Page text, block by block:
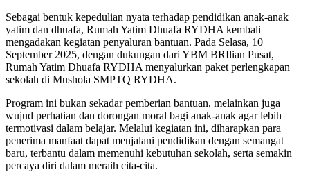
Sebagai bentuk kepedulian nyata terhadap pendidikan anak-anak
yatim dan dhuafa, Rumah Yatim Dhuafa RYDHA kembali
mengadakan kegiatan penyaluran bantuan. Pada Selasa, 10
September 2025, dengan dukungan dari YBM BRIlian Pusat,
Rumah Yatim Dhuafa RYDHA menyalurkan paket perlengkapan
sekolah di Mushola SMPTQ RYDHA.
Program ini bukan sekadar pemberian bantuan, melainkan juga
wujud perhatian dan dorongan moral bagi anak-anak agar lebih
termotivasi dalam belajar. Melalui kegiatan ini, diharapkan para
penerima manfaat dapat menjalani pendidikan dengan semangat
baru, terbantu dalam memenuhi kebutuhan sekolah, serta semakin
percaya diri dalam meraih cita-cita.